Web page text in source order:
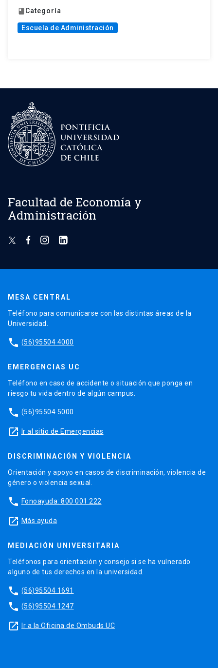
book Categoría
Escuela de Administración
Facultad de Economía y
Administración
MESA CENTRAL
Teléfono para comunicarse con las distintas áreas de la
Universidad.
phone (56)95504 4000
EMERGENCIAS UC
Teléfono en caso de accidente o situación que ponga en
riesgo tu vida dentro de algún campus.
phone (56)95504 5000
launch Ir al sitio de Emergencias
DISCRIMINACIÓN Y VIOLENCIA
Orientación y apoyo en casos de discriminación, violencia de
género o violencia sexual.
phone Fonoayuda: 800 001 222
launch Más ayuda
MEDIACIÓN UNIVERSITARIA
Teléfonos para orientación y consejo si se ha vulnerado
alguno de tus derechos en la universidad.
phone (56)95504 1691
phone (56)95504 1247
launch Ir a la Oficina de Ombuds UC